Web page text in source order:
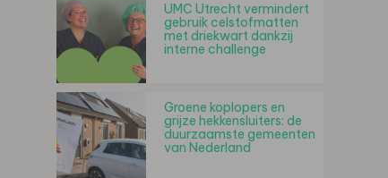
UMC Utrecht vermindert
gebruik celstofmatten
met driekwart dankzij
interne challenge
Groene koplopers en
grijze hekkensluiters: de
duurzaamste gemeenten
van Nederland